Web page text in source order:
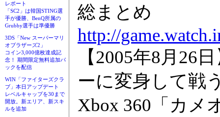
レポート
「SC2」は韓国STING選
手が優勝、BenQ所属の
Grubby選手は準優勝
3DS「New スーパーマリ
オブラザーズ2」
コイン3,000億枚達成記
念！ 期間限定無料追加パ
ックを配信
WIN「ファイターズクラ
ブ」本日アップデート
レベルキャップを30まで
開放。新エリア、新スキ
ルを追加
総まとめ
http://
【2005年8月26
ーに変身して戦
Xbox 360「カメ